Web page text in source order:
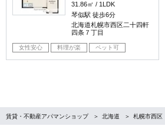
31.86㎡
1LDK
琴似駅 徒歩6分
北海道札幌市西区二十四軒
四条７丁目
女性安心 料理が楽 ペット可
賃貸・不動産アパマンショップ 北海道 札幌市西区